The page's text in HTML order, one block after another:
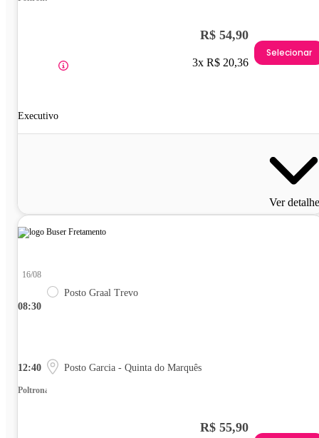
Executivo
R$ 54,90
3x R$ 20,36
Selecionar
Ver
08:30
16/08
Posto Graal Trevo
12:40 Posto Garcia - Quinta do Marquês
Poltrona
R$ 55,90